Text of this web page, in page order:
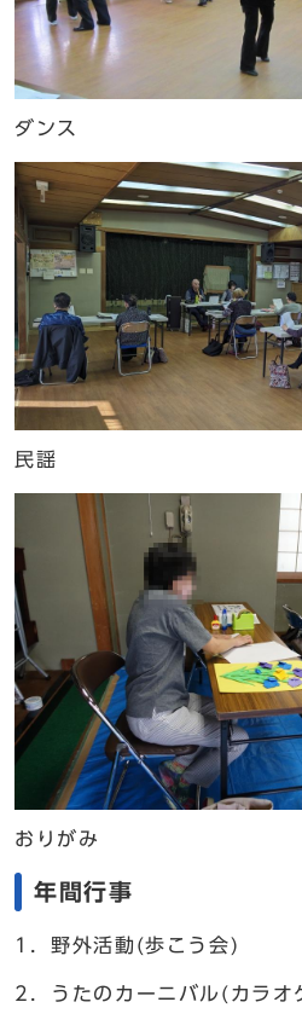
ダンス
民謡
おりがみ
年間行事
1．野外活動(歩こう会)
2．うたのカーニバル(カラオ